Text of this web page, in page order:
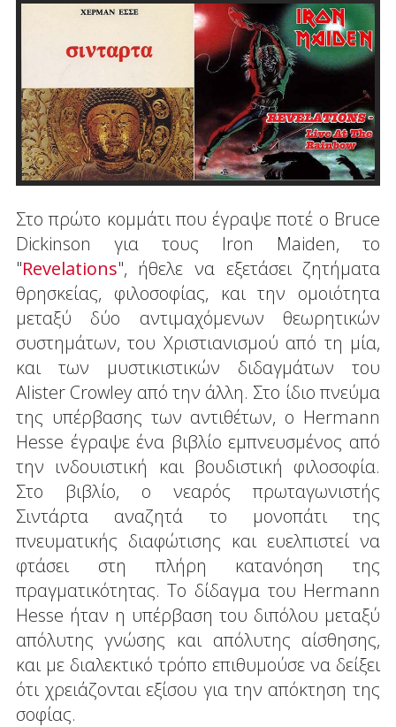
Στο πρώτο κομμάτι που έγραψε ποτέ ο Bruce
Dickinson για τους Iron Maiden, το
"Revelations", ήθελε να εξετάσει ζητήματα
θρησκείας, φιλοσοφίας, και την ομοιότητα
μεταξύ δύο αντιμαχόμενων θεωρητικών
συστημάτων, του Χριστιανισμού από τη μία,
και των μυστικιστικών διδαγμάτων του
Alister Crowley από την άλλη. Στο ίδιο πνεύμα
της υπέρβασης των αντιθέτων, ο Hermann
Hesse έγραψε ένα βιβλίο εμπνευσμένος από
την ινδουιστική και βουδιστική φιλοσοφία.
Στο βιβλίο, ο νεαρός πρωταγωνιστής
Σιντάρτα αναζητά το μονοπάτι της
πνευματικής διαφώτισης και ευελπιστεί να
φτάσει στη πλήρη κατανόηση της
πραγματικότητας. Το δίδαγμα του Hermann
Hesse ήταν η υπέρβαση του διπόλου μεταξύ
απόλυτης γνώσης και απόλυτης αίσθησης,
και με διαλεκτικό τρόπο επιθυμούσε να δείξει
ότι χρειάζονται εξίσου για την απόκτηση της
σοφίας.